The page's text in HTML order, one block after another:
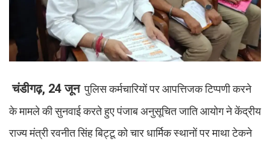
चंडीगढ़, 24 जूनपुलिस कर्मचारियों पर आपत्तिजक टिप्पणी करने
के मामले की सुनवाई करते हुए पंजाब अनुसूचित जाति आयोग ने केंद्रीय
राज्य मंत्री रवनीत सिंह बिट्टू को चार धार्मिक स्थानों पर माथा टेकने